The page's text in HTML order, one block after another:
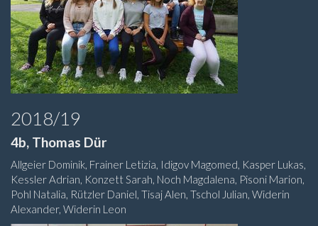
2018/19
4b, Thomas Dür
Allgeier Dominik, Frainer Letizia, Idigov Magomed, Kasper Lukas,
Kessler Adrian, Konzett Sarah, Noch Magdalena, Pisoni Marion,
Pohl Natalia, Rützler Daniel, Tisaj Alen, Tschol Julian, Widerin
Alexander, Widerin Leon